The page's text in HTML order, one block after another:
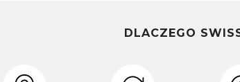
DLACZEGO